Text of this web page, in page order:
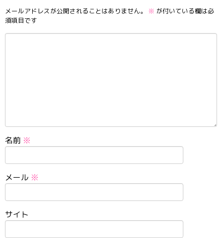
メールアドレスが公開されることはありません。 ※ が付いている欄は必
須項目です
名前 ※
メール ※
サイト